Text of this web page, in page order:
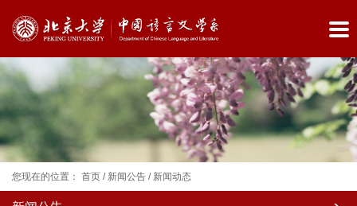
您现在的位置： 首页 / 新闻公告 / 新闻动态